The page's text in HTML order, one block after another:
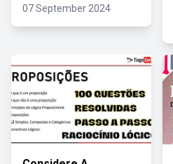
07 September 2024